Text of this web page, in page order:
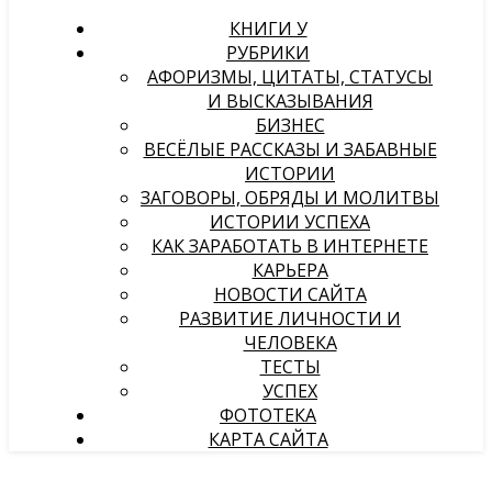
КНИГИ У
РУБРИКИ
АФОРИЗМЫ, ЦИТАТЫ, СТАТУСЫ
И ВЫСКАЗЫВАНИЯ
БИЗНЕС
ВЕСЁЛЫЕ РАССКАЗЫ И ЗАБАВНЫЕ
ИСТОРИИ
ЗАГОВОРЫ, ОБРЯДЫ И МОЛИТВЫ
ИСТОРИИ УСПЕХА
КАК ЗАРАБОТАТЬ В ИНТЕРНЕТЕ
КАРЬЕРА
НОВОСТИ САЙТА
РАЗВИТИЕ ЛИЧНОСТИ И
ЧЕЛОВЕКА
ТЕСТЫ
УСПЕХ
ФОТОТЕКА
КАРТА САЙТА